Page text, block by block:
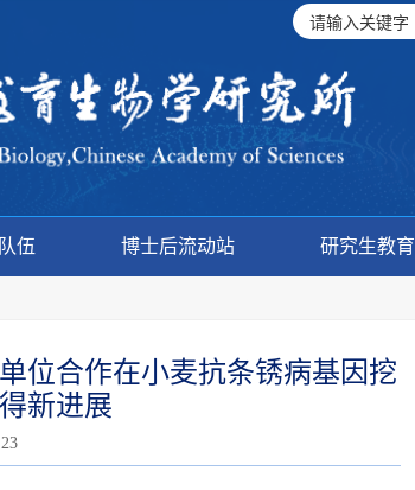
伍 博士后流动站 研究生教育
位合作在小麦抗条锈病基因挖
新进展